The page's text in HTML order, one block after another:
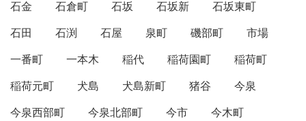
石金
石倉町 石坂 石坂新
石坂東町
石田
石渕 石屋 泉町 磯部町
市場
一番町
一本木 稲代 稲荷園町
稲荷町
稲荷元町
犬島 犬島新町 猪谷
今泉
今泉西部町
今泉北部町 今市
今木町